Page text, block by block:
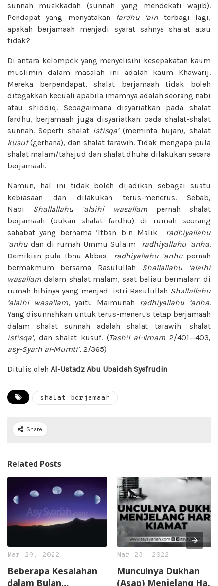
sunnah muakkadah (sunnah yang mendekati wajib).
Pendapat yang menyatakan
fardhu ‘ain terbagi lagi,
apakah berjamaah menjadi syarat sahnya shalat atau
tidak?
Di antara kelompok yang menyelisihi kesepakatan kaum
muslimin dalam masalah ini adalah kaum Khawarij.
Mereka berpendapat, shalat berjamaah tidak boleh
ditegakkan kecuali apabila imamnya adalah seorang nabi
atau shiddiq. Sebagaimana disyariatkan pada shalat
fardhu, berjamaah juga disyariatkan pada shalat-shalat
sunnah. Seperti shalat istisqa’ (meminta hujan), shalat
kusuf(gerhana), dan shalat tarawih. Tidak mengapa pula
shalat malam/tahajud dan shalat dhuha dilakukan secara
berjamaah.
Namun, hal ini tidak boleh dijadikan sebagai suatu
kebiasaan dan dilakukan terus-menerus. Sebab,
Nabi Shallallahu ‘alaihi wasallampernah shalat
berjamaah (bukan shalat fardhu) di rumah seorang
sahabat yang bernama ‘Itban bin Malik
radhiyallahu
‘anhu dan di rumah Ummu Sulaim radhiyallahu ‘anha.
Demikian pula Ibnu Abbas radhiyallahu ‘anhupernah
bermakmum bersama Rasulullah Shallallahu ‘alaihi
wasallam dalam shalat malam, saat beliau bermalam di
rumah bibinya yang menjadi istri Rasulullah Shallallahu
‘alaihi wasallam, yaitu Maimunah radhiyallahu ‘anha.
Yang disunnahkan untuk terus-menerus tetap berjamaah
dalam shalat sunnah adalah shalat tarawih, shalat
istisqa’, dan shalat kusuf. (Tashil al-Ilmam2/401—403,
asy-Syarh al-Mumti’, 2/365)
Ditulis oleh Al-Ustadz Abu Ubaidah Syafrudin
shalat berjamaah
Share
Related Posts
Mar 29, 2022
Beberapa Kesalahan
dalam Bulan
Mar 23, 2022
Munculnya Dukhan
(Asap) Menjelang Hari